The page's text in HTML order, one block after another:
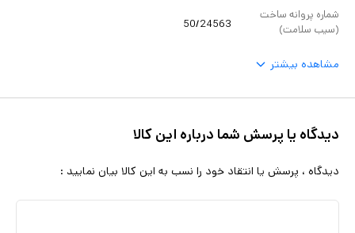
شماره پروانه ساخت
(سیب سلامت)
50/24563
مشاهده بیشتر
دیدگاه یا پرسش شما درباره این کالا
دیدگاه ، پرسش یا انتقاد خود را نسب به این کالا بیان نمایید :